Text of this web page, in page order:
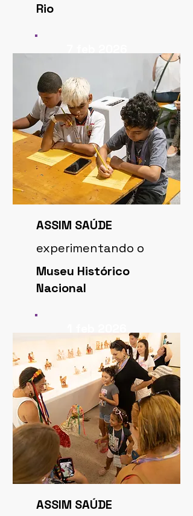
Rio
7 feb 2026
ASSIM SAÚDE
experimentando o
Museu Histórico
Nacional
1 feb 2026
ASSIM SAÚDE